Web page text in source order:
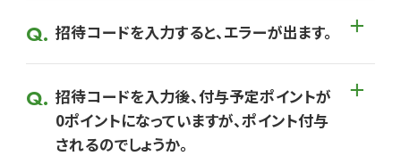
招待コードを入力すると、エラーが出ます。
招待コードを入力後、付与予定ポイントが
0ポイントになっていますが、ポイント付与
されるのでしょうか。